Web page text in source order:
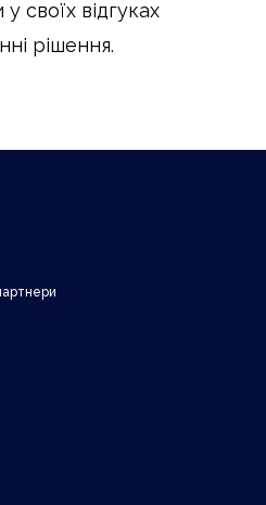
своїх відгуках
рішення.